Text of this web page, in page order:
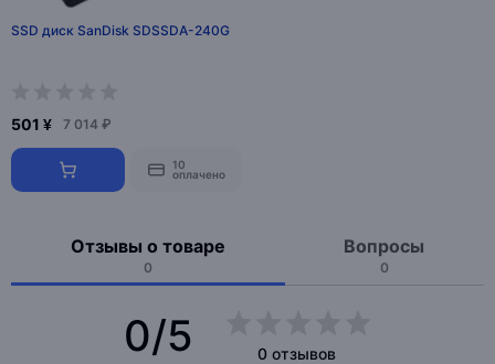
SSD диск SanDisk SDSSDA-240G
501 ¥ 7 014 ₽
10
оплачено
Отзывы о товаре
0
Вопросы
0
0/5
0 отзывов